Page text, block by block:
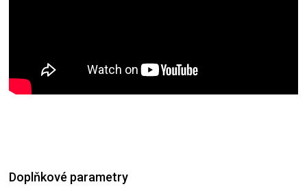
Doplňkové parametry